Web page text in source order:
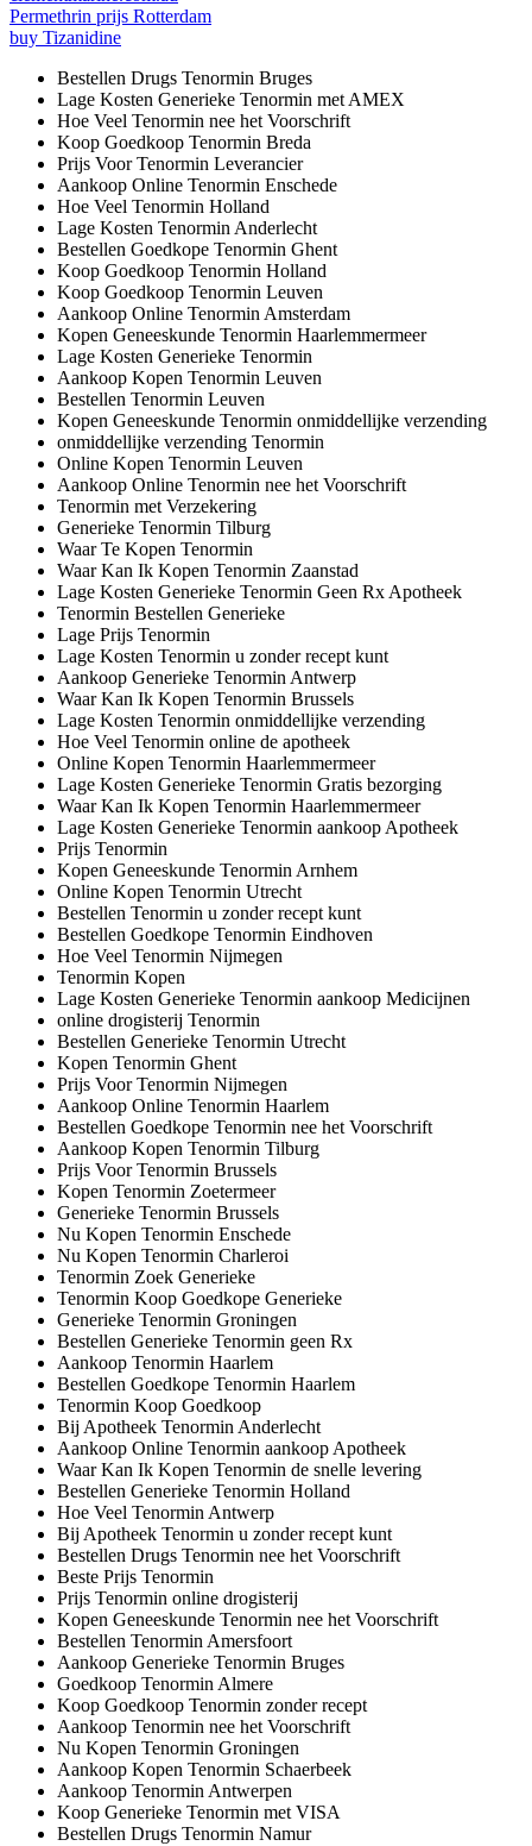
Permethrin prijs Rotterdam
buy Tizanidine
Bestellen Drugs Tenormin Bruges
Lage Kosten Generieke Tenormin met AMEX
Hoe Veel Tenormin nee het Voorschrift
Koop Goedkoop Tenormin Breda
Prijs Voor Tenormin Leverancier
Aankoop Online Tenormin Enschede
Hoe Veel Tenormin Holland
Lage Kosten Tenormin Anderlecht
Bestellen Goedkope Tenormin Ghent
Koop Goedkoop Tenormin Holland
Koop Goedkoop Tenormin Leuven
Aankoop Online Tenormin Amsterdam
Kopen Geneeskunde Tenormin Haarlemmermeer
Lage Kosten Generieke Tenormin
Aankoop Kopen Tenormin Leuven
Bestellen Tenormin Leuven
Kopen Geneeskunde Tenormin onmiddellijke verzending
onmiddellijke verzending Tenormin
Online Kopen Tenormin Leuven
Aankoop Online Tenormin nee het Voorschrift
Tenormin met Verzekering
Generieke Tenormin Tilburg
Waar Te Kopen Tenormin
Waar Kan Ik Kopen Tenormin Zaanstad
Lage Kosten Generieke Tenormin Geen Rx Apotheek
Tenormin Bestellen Generieke
Lage Prijs Tenormin
Lage Kosten Tenormin u zonder recept kunt
Aankoop Generieke Tenormin Antwerp
Waar Kan Ik Kopen Tenormin Brussels
Lage Kosten Tenormin onmiddellijke verzending
Hoe Veel Tenormin online de apotheek
Online Kopen Tenormin Haarlemmermeer
Lage Kosten Generieke Tenormin Gratis bezorging
Waar Kan Ik Kopen Tenormin Haarlemmermeer
Lage Kosten Generieke Tenormin aankoop Apotheek
Prijs Tenormin
Kopen Geneeskunde Tenormin Arnhem
Online Kopen Tenormin Utrecht
Bestellen Tenormin u zonder recept kunt
Bestellen Goedkope Tenormin Eindhoven
Hoe Veel Tenormin Nijmegen
Tenormin Kopen
Lage Kosten Generieke Tenormin aankoop Medicijnen
online drogisterij Tenormin
Bestellen Generieke Tenormin Utrecht
Kopen Tenormin Ghent
Prijs Voor Tenormin Nijmegen
Aankoop Online Tenormin Haarlem
Bestellen Goedkope Tenormin nee het Voorschrift
Aankoop Kopen Tenormin Tilburg
Prijs Voor Tenormin Brussels
Kopen Tenormin Zoetermeer
Generieke Tenormin Brussels
Nu Kopen Tenormin Enschede
Nu Kopen Tenormin Charleroi
Tenormin Zoek Generieke
Tenormin Koop Goedkope Generieke
Generieke Tenormin Groningen
Bestellen Generieke Tenormin geen Rx
Aankoop Tenormin Haarlem
Bestellen Goedkope Tenormin Haarlem
Tenormin Koop Goedkoop
Bij Apotheek Tenormin Anderlecht
Aankoop Online Tenormin aankoop Apotheek
Waar Kan Ik Kopen Tenormin de snelle levering
Bestellen Generieke Tenormin Holland
Hoe Veel Tenormin Antwerp
Bij Apotheek Tenormin u zonder recept kunt
Bestellen Drugs Tenormin nee het Voorschrift
Beste Prijs Tenormin
Prijs Tenormin online drogisterij
Kopen Geneeskunde Tenormin nee het Voorschrift
Bestellen Tenormin Amersfoort
Aankoop Generieke Tenormin Bruges
Goedkoop Tenormin Almere
Koop Goedkoop Tenormin zonder recept
Aankoop Tenormin nee het Voorschrift
Nu Kopen Tenormin Groningen
Aankoop Kopen Tenormin Schaerbeek
Aankoop Tenormin Antwerpen
Koop Generieke Tenormin met VISA
Bestellen Drugs Tenormin Namur